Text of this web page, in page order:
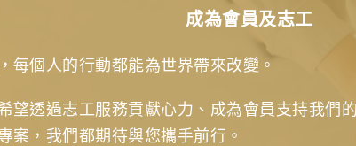
成為會員及志工
每個人的行動都能為世界帶來改變。
望透過志工服務貢獻心力、成為會員支持我們
案，我們都期待與您攜手前行。